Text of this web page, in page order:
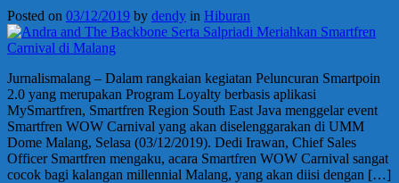
Posted on 03/12/2019 by dendy in Hiburan
Jurnalismalang – Dalam rangkaian kegiatan Peluncuran Smartpoin
2.0 yang merupakan Program Loyalty berbasis aplikasi
MySmartfren, Smartfren Region South East Java menggelar event
Smartfren WOW Carnival yang akan diselenggarakan di UMM
Dome Malang, Selasa (03/12/2019). Dedi Irawan, Chief Sales
Officer Smartfren mengaku, acara Smartfren WOW Carnival sangat
cocok bagi kalangan millennial Malang, yang akan diisi dengan […]